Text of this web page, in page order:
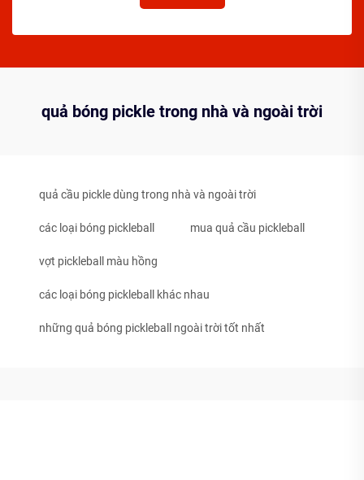
quả bóng pickle trong nhà và ngoài trời
quả cầu pickle dùng trong nhà và ngoài trời
các loại bóng pickleball mua quả cầu pickleball
vợt pickleball màu hồng
các loại bóng pickleball khác nhau
những quả bóng pickleball ngoài trời tốt nhất